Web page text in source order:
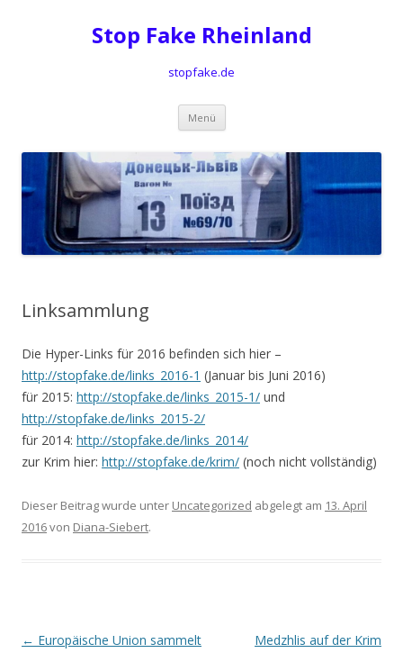
Stop Fake Rheinland
stopfake.de
Menü Springe
Inhalt
Linksammlung
Die Hyper-Links für 2016 befinden sich hier –
http://stopfake.de/links_2016-1 (Januar bis Juni 2016)
für 2015: http://stopfake.de/links_2015-1/ und
http://stopfake.de/links_2015-2/
für 2014: http://stopfake.de/links_2014/
zur Krim hier: http://stopfake.de/krim/ (noch nicht vollständig)
Dieser Beitrag wurde unter Uncategorized abgelegt am 13. April
2016von Diana-Siebert.
Beitrags-
← Europäische Union sammelt
Medzhlis auf der Krim